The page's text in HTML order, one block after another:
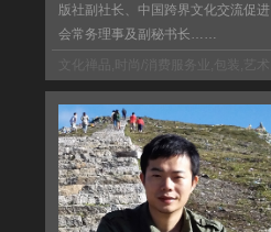
版社副社长、中国跨界文化交流促进
会常务理事及副秘书长……
类出版,日志